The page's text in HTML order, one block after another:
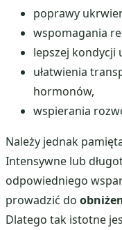
poprawy
wspomagania
lepszej kondycji
ułatwienia
hormonów,
wspierania
Należy jednak
Intensywne lub
odpowiedniego
prowadzić do
Dlatego tak istotne